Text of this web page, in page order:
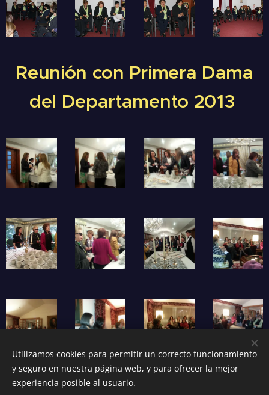
Reunión con Primera Dama
del Departamento 2013
Utilizamos cookies para permitir un correcto funcionamiento
y seguro en nuestra página web, y para ofrecer la mejor
experiencia posible al usuario.